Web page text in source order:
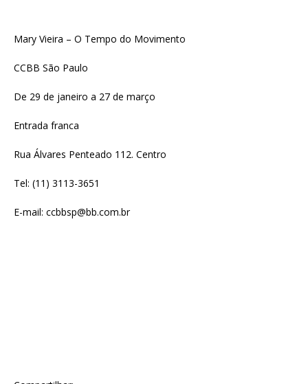
Mary Vieira – O Tempo do Movimento
CCBB São Paulo
De 29 de janeiro a 27 de março
Entrada franca
Rua Álvares Penteado 112. Centro
Tel: (11) 3113-3651
E-mail: ccbbsp@bb.com.br